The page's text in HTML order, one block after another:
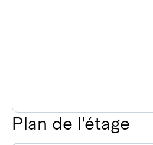
Plan de l'étage